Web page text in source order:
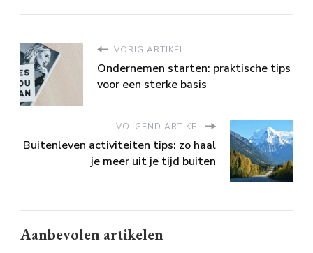
VORIG ARTIKEL
Ondernemen starten: praktische tips
voor een sterke basis
VOLGEND ARTIKEL
Buitenleven activiteiten tips: zo haal
je meer uit je tijd buiten
Aanbevolen artikelen